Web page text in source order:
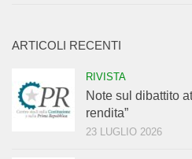
ARTICOLI RECENTI
RIVISTA
Note sul dibattito
rendita”
23 LUGLIO 2026